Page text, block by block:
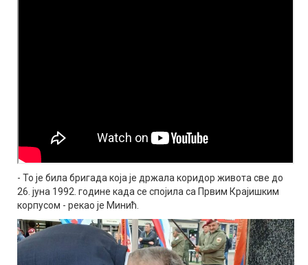
- То је била бригада која је држала коридор живота све до
26. јуна 1992. године када се спојила са Првим Крајишким
корпусом - рекао је Минић.